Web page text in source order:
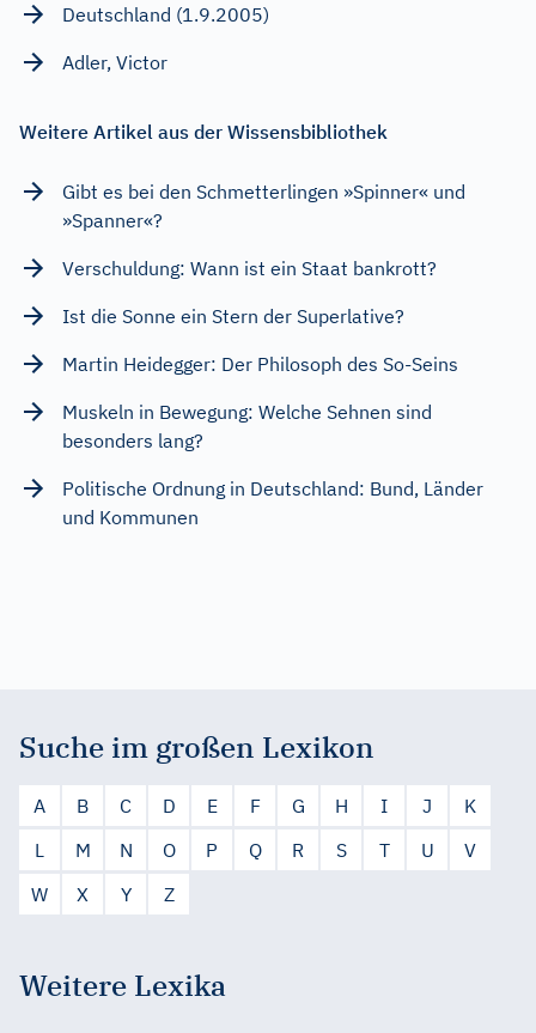
Deutschland (1.9.2005)
Adler, Victor
Weitere Artikel aus der Wissensbibliothek
Gibt es bei den Schmetterlingen »Spinner« und
»Spanner«?
Verschuldung: Wann ist ein Staat bankrott?
Ist die Sonne ein Stern der Superlative?
Martin Heidegger: Der Philosoph des So-Seins
Muskeln in Bewegung: Welche Sehnen sind
besonders lang?
Politische Ordnung in Deutschland: Bund, Länder
und Kommunen
Suche im großen Lexikon
A B C D E F G H I J
K
L
M N O P Q R S T U
V
W
X Y Z
Weitere Lexika